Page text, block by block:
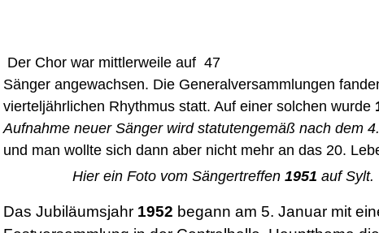
Der Chor war mittlerweile auf 47
Sänger angewachsen. Die Generalversammlungen
vierteljährlichen Rhythmus statt. Auf einer solchen wurde
Aufnahme neuer Sänger wird statutengemäß nach dem
und man wollte sich dann aber nicht mehr an
Hier ein Foto vom Sängertreffen 1951 auf Sylt.
Das Jubiläumsjahr 1952 begann am 5. Januar mit